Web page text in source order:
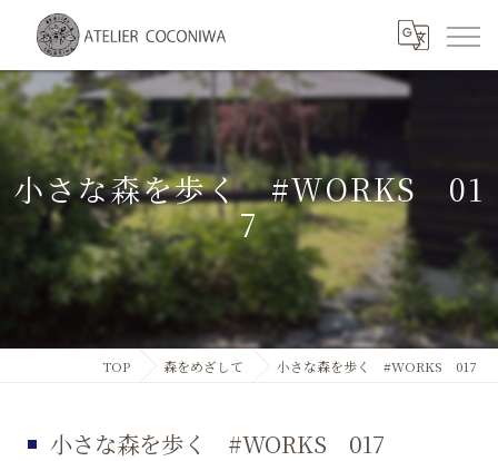
小さな森を歩く #WORKS 01
7
TOP 森をめざして 小さな森を歩く #WORKS 017
小さな森を歩く #WORKS 017